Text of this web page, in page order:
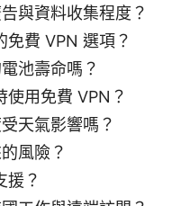
與資料收集程度？
免費 VPN 選項？
池壽命嗎？
使用免費 VPN？
天氣影響嗎？
風險？
援？